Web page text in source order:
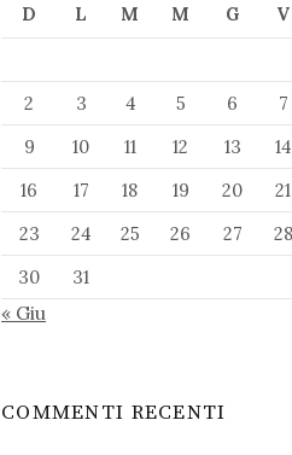
D L M M G V
2
3 4 5 6 7
9
10 11 12 13 14
16
17 18 19 20 21
23
24 25 26 27 28
30
31
« Giu
COMMENTI RECENTI